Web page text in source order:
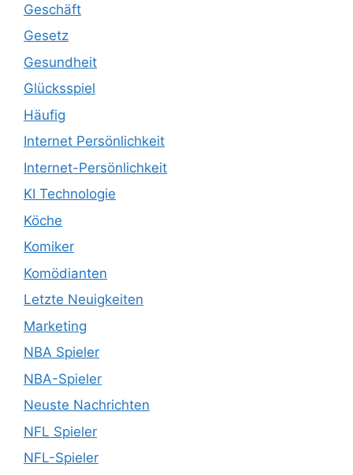
Geschäft
Gesetz
Gesundheit
Glücksspiel
Häufig
Internet Persönlichkeit
Internet-Persönlichkeit
KI Technologie
Köche
Komiker
Komödianten
Letzte Neuigkeiten
Marketing
NBA Spieler
NBA-Spieler
Neuste Nachrichten
NFL Spieler
NFL-Spieler